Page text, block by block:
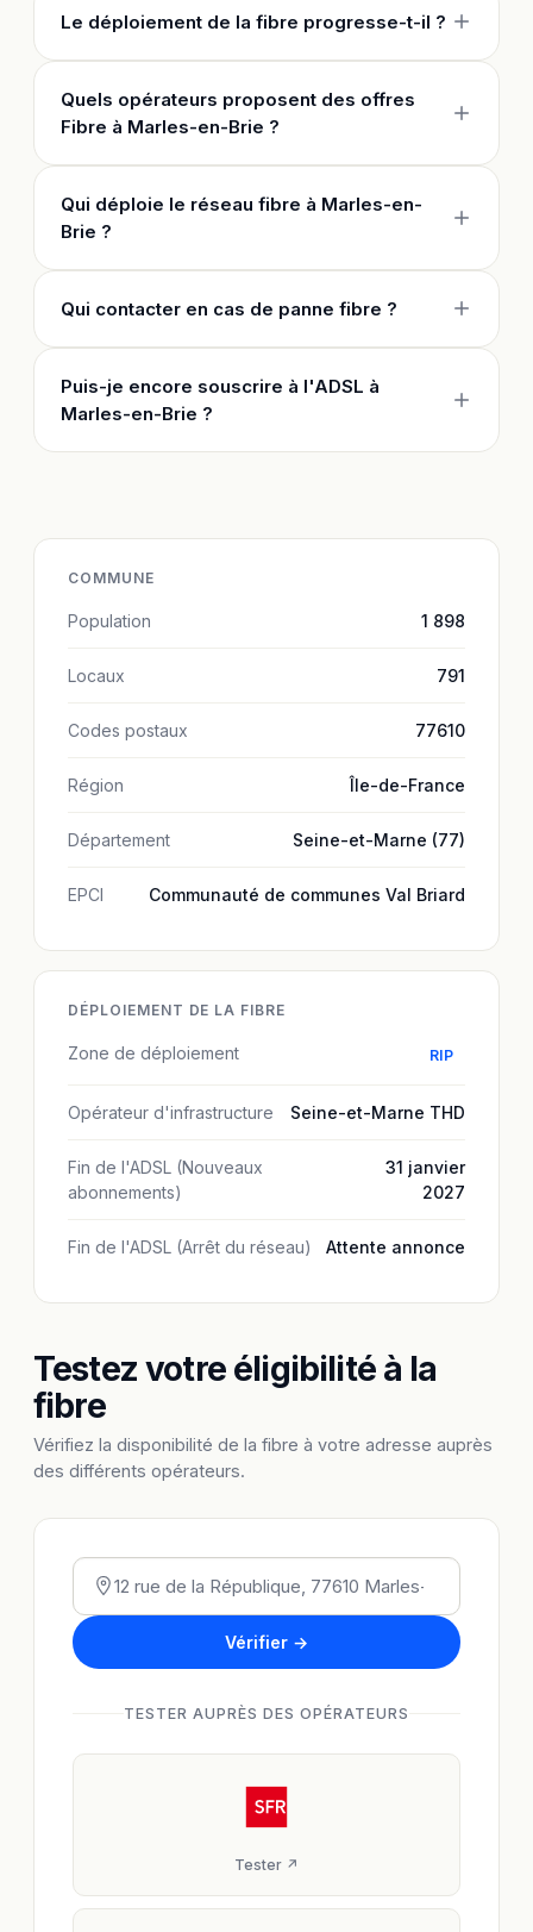
Le déploiement de la fibre progresse-t-il ?
Quels opérateurs proposent des offres
Fibre à Marles-en-Brie ?
Qui déploie le réseau fibre à Marles-en-
Brie ?
Qui contacter en cas de panne fibre ?
Puis-je encore souscrire à l'ADSL à
Marles-en-Brie ?
COMMUNE
Population 1 898
Locaux 791
Codes postaux 77610
Région Île-de-France
Département Seine-et-Marne (77)
EPCI Communauté de communes Val Briard
DÉPLOIEMENT DE LA FIBRE
Zone de déploiement RIP
Opérateur d'infrastructure Seine-et-Marne THD
Fin de l'ADSL (Nouveaux
abonnements)
31 janvier
2027
Fin de l'ADSL (Arrêt du réseau) Attente annonce
Testez votre éligibilité à la
fibre
Vérifiez la disponibilité de la fibre à votre adresse auprès
des différents opérateurs.
Vérifier →
TESTER AUPRÈS DES OPÉRATEURS
Tester ↗